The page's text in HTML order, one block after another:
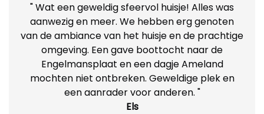
" Wat een geweldig sfeervol huisje! Alles was
aanwezig en meer. We hebben erg genoten
van de ambiance van het huisje en de prachtige
omgeving. Een gave boottocht naar de
Engelmansplaat en een dagje Ameland
mochten niet ontbreken. Geweldige plek en
een aanrader voor anderen. "
Els